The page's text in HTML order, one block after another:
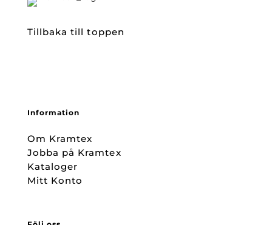
Tillbaka till toppen
Information
Om Kramtex
Jobba på Kramtex
Kataloger
Mitt Konto